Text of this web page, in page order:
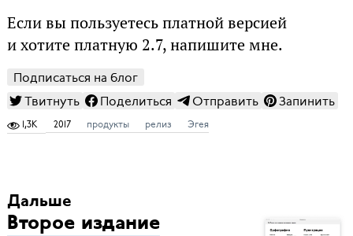
Если вы пользуетесь платной версией
и хотите платную 2.7, напишите мне.
Подписаться на блог
Твитнуть
Поделиться Отправить Запинить
1,3K 2017 продукты релиз Эгея
Дальше
Второе издание